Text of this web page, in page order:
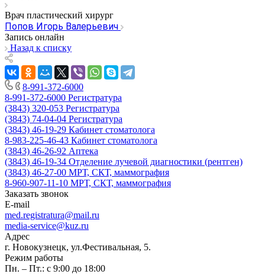
Врач пластический хирург
Попов Игорь Валерьевич
Запись онлайн
Назад к списку
8-991-372-6000
8-991-372-6000 Регистратура
(3843) 320-053 Регистратура
(3843) 74-04-04 Регистратура
(3843) 46-19-29 Кабинет стоматолога
8-983-225-46-43 Кабинет стоматолога
(3843) 46-26-92 Аптека
(3843) 46-19-34 Отделение лучевой диагностики (рентген)
(3843) 46-27-00 МРТ, СКТ, маммография
8-960-907-11-10 МРТ, СКТ, маммография
Заказать звонок
E-mail
med.registratura@mail.ru
media-service@kuz.ru
Адрес
г. Новокузнецк, ул.Фестивальная, 5.
Режим работы
Пн. – Пт.: с 9:00 до 18:00